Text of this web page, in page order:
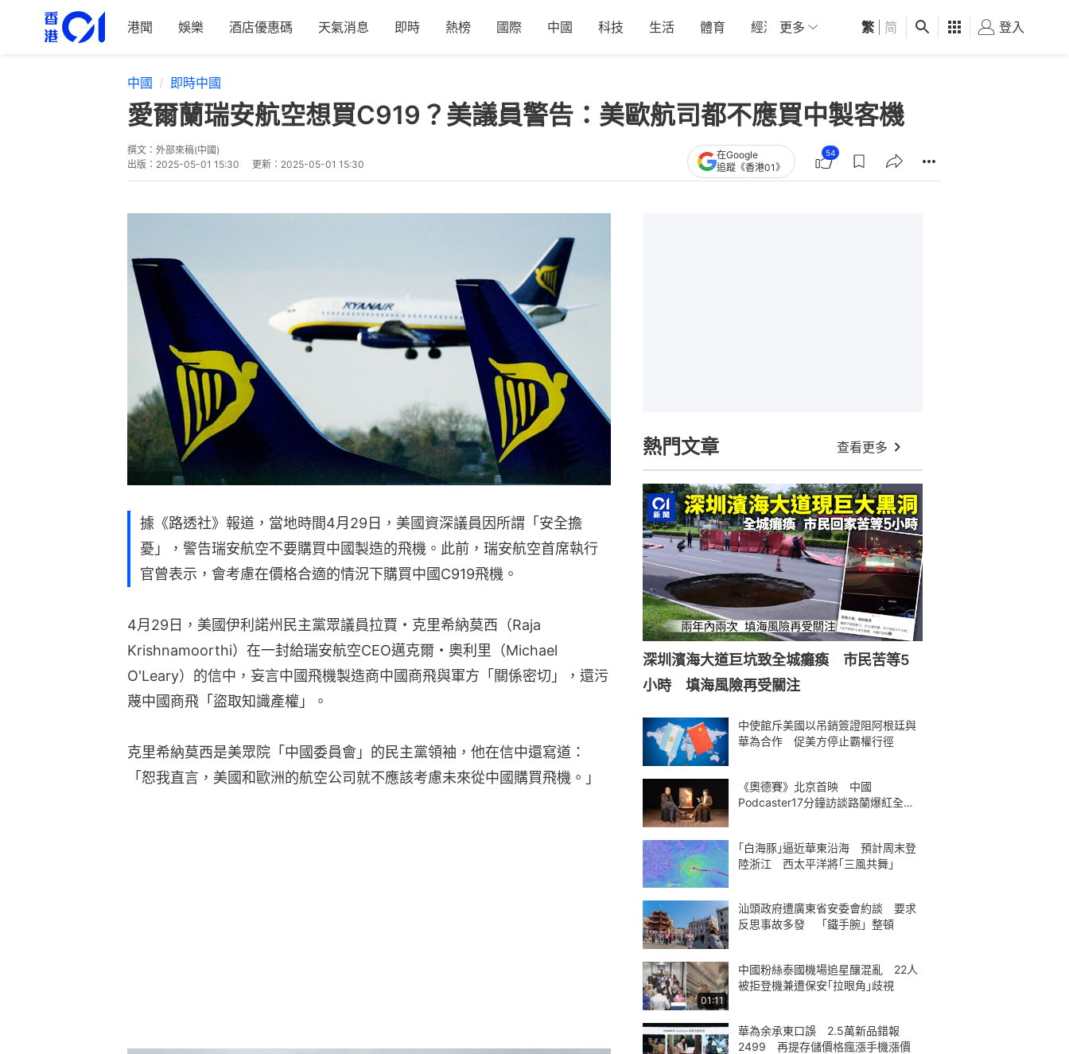
港聞 娛樂 酒店優惠碼 天氣消息 即時 熱榜 國際 中國 科技 生活 體育 經濟 01深圳 觀點 健康 好食玩飛
更多 繁 简 登入
中國 即時中國
愛爾蘭瑞安航空想買C919？美議員警告：美歐航司都不應買中製客機
撰文： 外部來稿(中國)
出版： 2025-05-01 15:30 更新： 2025-05-01 15:30
在Google
追蹤《香港01》
54
據《路透社》報道，當地時間4月29日，美國資深議員因所謂「安全擔
憂」，警告瑞安航空不要購買中國製造的飛機。此前，瑞安航空首席執行
官曾表示，會考慮在價格合適的情況下購買中國C919飛機。
4月29日，美國伊利諾州民主黨眾議員拉賈・克里希納莫西（Raja
Krishnamoorthi）在一封給瑞安航空CEO邁克爾・奧利里（Michael
O'Leary）的信中，妄言中國飛機製造商中國商飛與軍方「關係密切」，還污
蔑中國商飛「盜取知識產權」。
克里希納莫西是美眾院「中國委員會」的民主黨領袖，他在信中還寫道：
「恕我直言，美國和歐洲的航空公司就不應該考慮未來從中國購買飛機。」
熱門文章 查看更多
深圳濱海大道巨坑致全城癱瘓 市民苦等5
小時 填海風險再受關注
中使館斥美國以吊銷簽證阻阿根廷與
華為合作 促美方停止霸權行徑
《奧德賽》北京首映 中國
Podcaster17分鐘訪談路蘭爆紅全球
｢白海豚｣逼近華東沿海 預計周末登
陸浙江 西太平洋將｢三風共舞｣
汕頭政府遭廣東省安委會約談 要求
反思事故多發 「鐵手腕」整頓
01:11
中國粉絲泰國機場追星釀混亂 22人
被拒登機兼遭保安｢拉眼角｣歧視
華為余承東口誤 2.5萬新品錯報
2499 再提存儲價格瘋漲手機漲價